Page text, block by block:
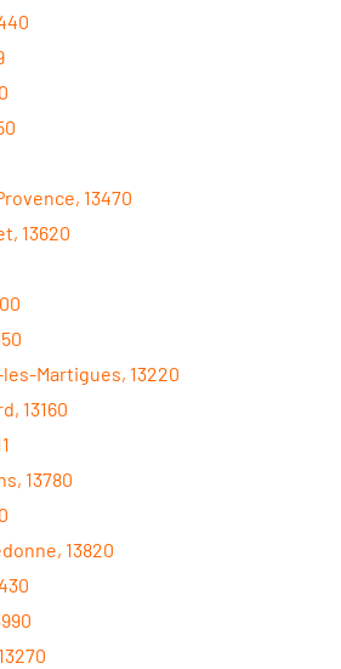
13470
13620
Martigues, 13220
13160
13780
13820